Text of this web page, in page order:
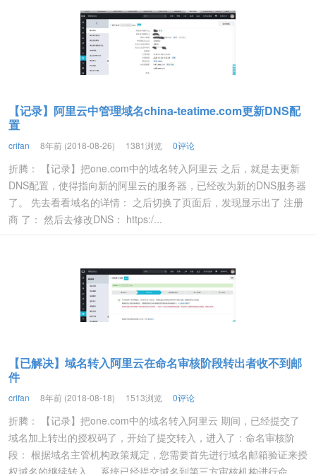
【记录】阿里云中管理域名china-teatime.com更新DNS配
置
crifan 8年前 (2018-08-26) 1381浏览 0评论
折腾： 【记录】把one.com中的域名转入阿里云 之后，就是去更新
DNS配置，使得指向新的阿里云的服务器，已经改为新的DNS服务器
了。 先去看看域名的详情： 之后切换了页面后，发现显示出了 注册
商 了： 然后去修改DNS： https:/...
【已解决】域名转入阿里云在命名审核阶段转出者收不到邮
件
crifan 8年前 (2018-08-18) 1513浏览 0评论
折腾： 【记录】把one.com中的域名转入阿里云 期间，已经提交了
域名加上转出的授权码了，开始了提交转入，进入了：命名审核阶
段： 根据域名主管机构政策规定，您需要首先进行域名邮箱验证来授
权域名的继续转入。 系统已经提交域名到第三方审核机构进行命...